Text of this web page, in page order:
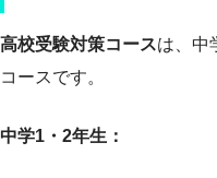
高校受験対策コースは、中
コースです。
中学1・2年生：